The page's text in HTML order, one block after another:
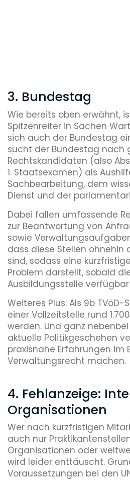
3. Bundestag
Wie bereits oben erwähnt,
Spitzenreiter in Sachen
sich auch der Bundestag
sucht der Bundestag nach
Rechtskandidaten (also
1. Staatsexamen) als
Sachbearbeitung, dem
Dienst und der
Dabei fallen umfassende
zur Beantwortung von
sowie
dass diese Stellen ohnehin
sind, sodass eine
Problem darstellt, sobald
Ausbildungsstelle
Weiteres Plus: Als 9b
einer Vollzeitstelle rund
werden. Und ganz
aktuelle Politikgeschehen
praxisnahe Erfahrungen im
Verwaltungsrecht machen.
4. Fehlanzeige:
Organisationen
Wer nach kurzfristigen
auch nur
Organisationen oder
wird leider enttäuscht.
Voraussetzungen bei den